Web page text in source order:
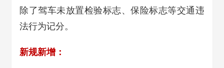
除了驾车未放置检验标志、保险标志等交通违
法行为记分。
新规新增：